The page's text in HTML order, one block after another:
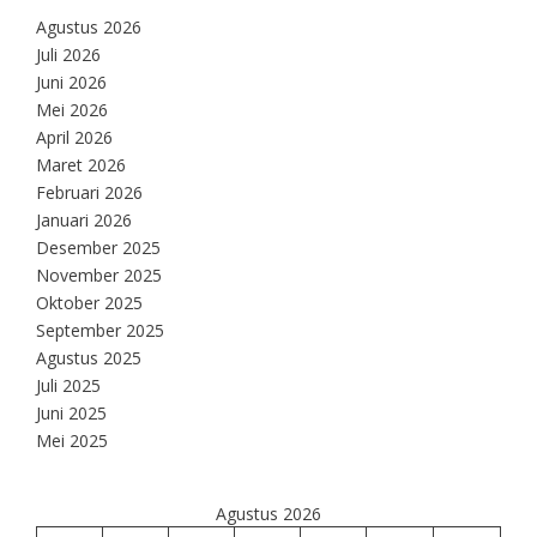
Agustus 2026
Juli 2026
Juni 2026
Mei 2026
April 2026
Maret 2026
Februari 2026
Januari 2026
Desember 2025
November 2025
Oktober 2025
September 2025
Agustus 2025
Juli 2025
Juni 2025
Mei 2025
Agustus 2026